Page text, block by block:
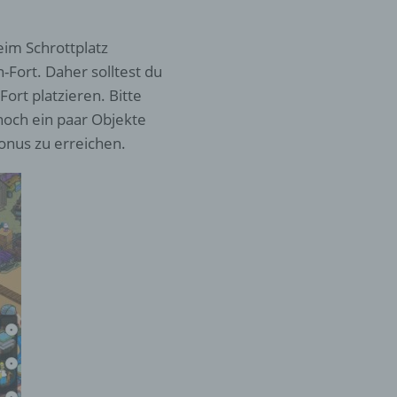
Schrottplatz
Fort. Daher solltest du
platzieren. Bitte
ein paar Objekte
zu erreichen.